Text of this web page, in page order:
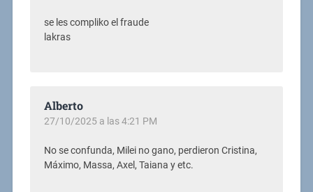
se les compliko el fraude
lakras
Alberto
27/10/2025 a las 4:21 PM
No se confunda, Milei no gano, perdieron Cristina,
Máximo, Massa, Axel, Taiana y etc.